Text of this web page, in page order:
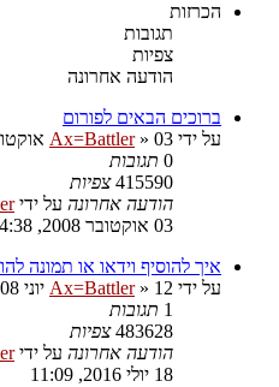
הכרזות
תגובות
צפיות
הודעה אחרונה
ברוכים הבאים לפורום
על ידי
Ax=Battler» 03 אוקטובר 2008, 14:38
0 תגובות
415590 צפיות
הודעה אחרונה על ידי
03 אוקטובר 2008, 14:38
איך להוסיף וידאו או תמונה
על ידי
Ax=Battler» 12 יוני 2008, 22:58
1 תגובות
483628 צפיות
הודעה אחרונה על ידי
18 יולי 2016, 11:09